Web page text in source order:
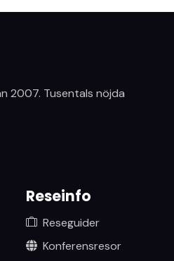
2007. Tusentals nöjda
Reseinfo
Reseguider
Konferensresor